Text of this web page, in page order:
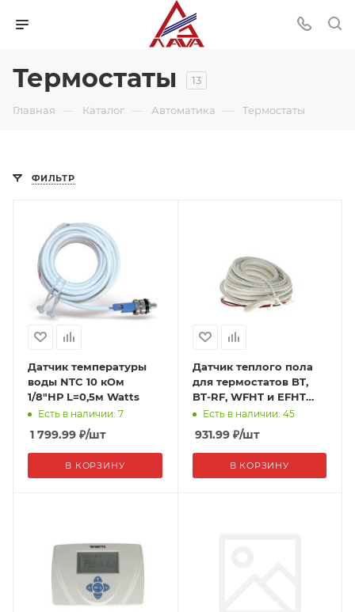
Термостаты 13
Главная — Каталог — Автоматика — Термостаты
ФИЛЬТР
Датчик температуры
воды NTC 10 кОм
1/8"НР L=0,5м Watts
Есть в наличии: 7
1 799.99 ₽/шт
В КОРЗИНУ
Датчик теплого пола
для термостатов BT,
BT-RF, WFHT и EFHT
R25 : 10 K Watts
Есть в наличии: 45
931.99₽/шт
В КОРЗИНУ